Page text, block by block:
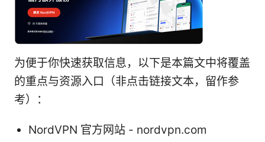
为便于你快速获取信息，以下是本篇文中将覆盖
的重点与资源入口（非点击链接文本，留作参
考）：
NordVPN 官方网站 - nordvpn.com